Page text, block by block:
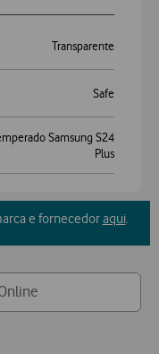
Transparente
Safe
Samsung S24
Plus
e fornecedoraqui.